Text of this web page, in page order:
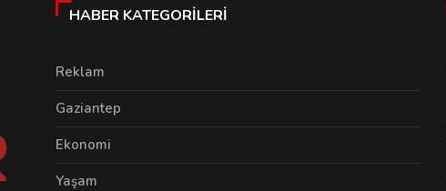
HABER KATEGORILERI
Reklam
Gaziantep
Ekonomi
Yaşam